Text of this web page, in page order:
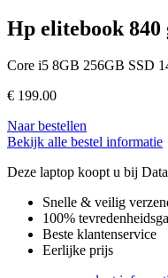
Hp elitebook 840
Core i5 8GB 256GB SSD
€ 199.00
Naar bestellen
Bekijk alle bestel informatie
Deze laptop koopt u bij
Snelle & veilig
100%
Beste klantenservice
Eerlijke prijs